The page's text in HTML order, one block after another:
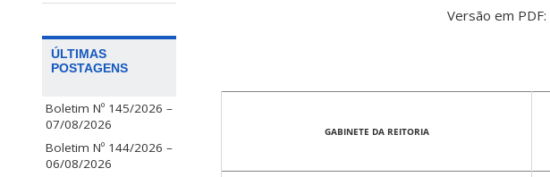
ÚLTIMAS
POSTAGENS
Boletim Nº 145/2026 –
07/08/2026
Boletim Nº 144/2026 –
06/08/2026
Versão em PDF:
GABINETE DA REITORIA